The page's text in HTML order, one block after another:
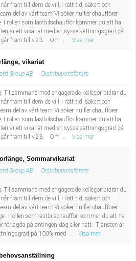
fram till dem de vill, i rätt tid, säkert och
del av vårt team Vi söker nu fler chaufförer
I rollen som lastbilschaufför kommer du att ha
är ett vikariat med en sysselsättningsgrad på
fram till v.23. Om ...
Visa mer
vikariat
Group AB Distributionsförare
Tillsammans med engagerade kollegor bidrar du
fram till dem de vill, i rätt tid, säkert och
del av vårt team Vi söker nu fler chaufförer
I rollen som lastbilschaufför kommer du att ha
är ett vikariat med en sysselsättningsgrad på
fram till v.23. Om ...
Visa mer
Sommarvikariat
Group AB Distributionsförare
Tillsammans med engagerade kollegor bidrar du
fram till dem de vill, i rätt tid, säkert och
del av vårt team Vi söker nu fler chaufförer
I rollen som lastbilschaufför kommer du att ha
förlagda på antingen dag eller natt. Tjänsten är
på 100% med ...
Visa mer